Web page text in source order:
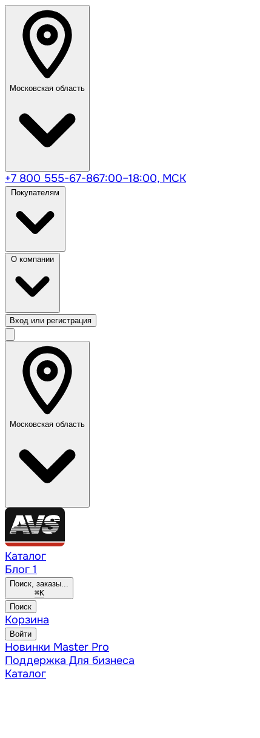
Московская область
+7 800 555-67-867:00–18:00, МСК
Вход или регистрация
Московская область
Каталог
Блог 1
Поиск, заказы...
⌘K
Поиск
Корзина
Войти
Новинки Master Pro
Поддержка Для бизнеса
Каталог